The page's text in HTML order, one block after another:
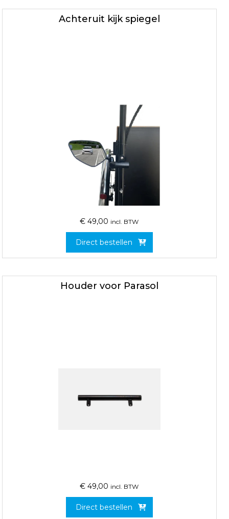
Achteruit kijk spiegel
€ 49,00 incl. BTW
Direct bestellen
Houder voor Parasol
€ 49,00 incl. BTW
Direct bestellen